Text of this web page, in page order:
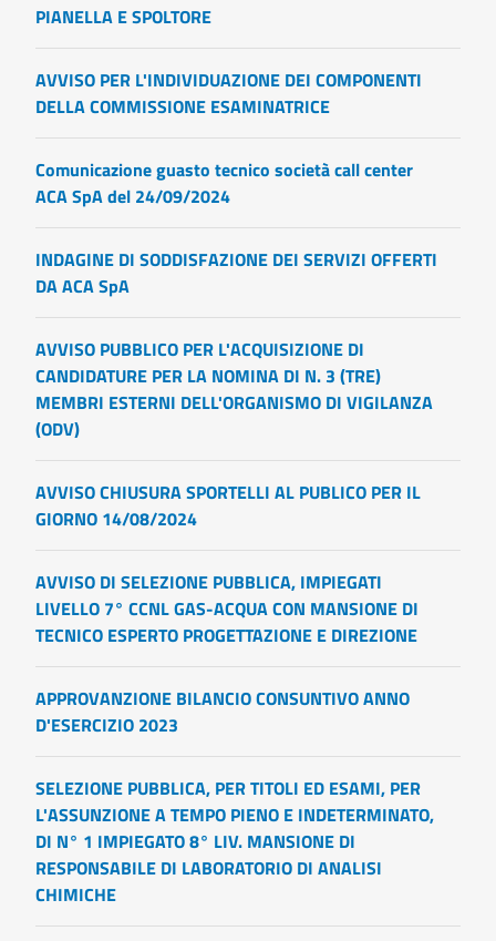
PIANELLA E SPOLTORE
AVVISO PER L'INDIVIDUAZIONE DEI COMPONENTI
DELLA COMMISSIONE ESAMINATRICE
Comunicazione guasto tecnico società call center
ACA SpA del 24/09/2024
INDAGINE DI SODDISFAZIONE DEI SERVIZI OFFERTI
DA ACA SpA
AVVISO PUBBLICO PER L'ACQUISIZIONE DI
CANDIDATURE PER LA NOMINA DI N. 3 (TRE)
MEMBRI ESTERNI DELL'ORGANISMO DI VIGILANZA
(ODV)
AVVISO CHIUSURA SPORTELLI AL PUBLICO PER IL
GIORNO 14/08/2024
AVVISO DI SELEZIONE PUBBLICA, IMPIEGATI
LIVELLO 7° CCNL GAS-ACQUA CON MANSIONE DI
TECNICO ESPERTO PROGETTAZIONE E DIREZIONE
APPROVANZIONE BILANCIO CONSUNTIVO ANNO
D'ESERCIZIO 2023
SELEZIONE PUBBLICA, PER TITOLI ED ESAMI, PER
L'ASSUNZIONE A TEMPO PIENO E INDETERMINATO,
DI N° 1 IMPIEGATO 8° LIV. MANSIONE DI
RESPONSABILE DI LABORATORIO DI ANALISI
CHIMICHE